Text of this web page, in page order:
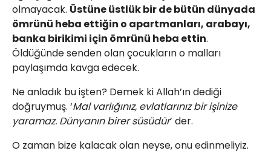
olmayacak. Üstüne üstlük bir de bütün dünyada
ömrünü heba ettiğin o apartmanları, arabayı,
banka birikimi için ömrünü heba ettin.
Öldüğünde senden olan çocukların o malları
paylaşımda kavga edecek.
Ne anladık bu işten? Demek ki Allah’ın dediği
doğruymuş. ‘Mal varlığınız, evlatlarınız bir işinize
yaramaz. Dünyanın birer süsüdür’ der.
O zaman bize kalacak olan neyse, onu edinmeliyiz.